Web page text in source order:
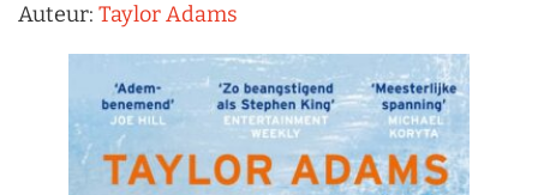
Auteur: Taylor Adams